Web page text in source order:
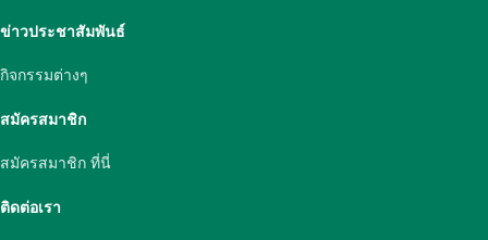
ข่าวประชาสัมพันธ์
กิจกรรมต่างๆ
สมัครสมาชิก
สมัครสมาชิก ที่นี่
ติดต่อเรา